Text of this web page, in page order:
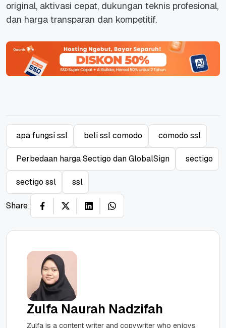
original, aktivasi cepat, dukungan teknis profesional,
dan harga transparan dan kompetitif.
apa fungsi ssl beli ssl comodo comodo ssl
Perbedaan harga Sectigo dan GlobalSign sectigo
sectigo ssl ssl
Share:
Zulfa Naurah Nadzifah
Zulfa is a content writer and copywriter who enjoys